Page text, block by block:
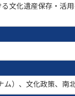
文化遺産保存・活
）、文化政策、南